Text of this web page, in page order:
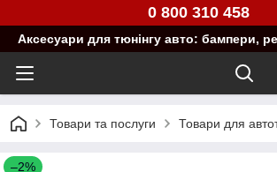
0 800 310 458
Аксесуари для тюнінгу авто: бампери,
Товари та послуги Товари для
–2%